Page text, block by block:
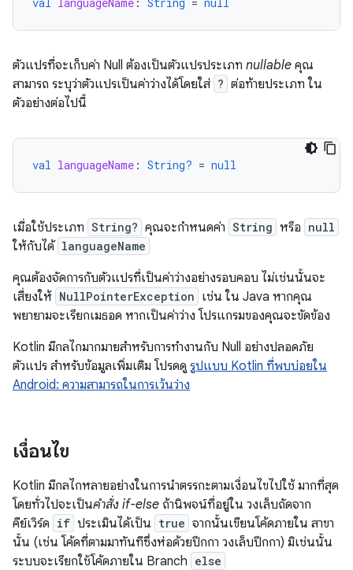
ตัวแปรที่จะเก็บค่า Null ต้องเป็นตัวแปรประเภท nullable คุณ
สามารถ ระบุว่าตัวแปรเป็นค่าว่างได้โดยใส่ ? ต่อท้ายประเภท ใน
ตัวอย่างต่อไปนี้
val languageName : String? = null
เมื่อใช้ประเภท String? คุณจะกำหนดค่า String หรือ null
ให้กับได้ languageName
คุณต้องจัดการกับตัวแปรที่เป็นค่าว่างอย่างรอบคอบ ไม่เช่นนั้นจะ
เสี่ยงให้ NullPointerException เช่น ใน Java หากคุณ
พยายามจะเรียกเมธอด หากเป็นค่าว่าง โปรแกรมของคุณจะขัดข้อง
Kotlin มีกลไกมากมายสำหรับการทำงานกับ Null อย่างปลอดภัย
ตัวแปร สำหรับข้อมูลเพิ่มเติม โปรดดู รูปแบบ Kotlin ที่พบบ่อยใน
Android: ความสามารถในการเว้นว่าง
เงื่อนไข
Kotlin มีกลไกหลายอย่างในการนำตรรกะตามเงื่อนไขไปใช้ มากที่สุด
โดยทั่วไปจะเป็นคำสั่ง if-else ถ้านิพจน์ที่อยู่ใน วงเล็บถัดจาก
คีย์เวิร์ด if ประเมินได้เป็น true จากนั้นเขียนโค้ดภายใน สาขา
นั้น (เช่น โค้ดที่ตามมาทันทีซึ่งห่อด้วยปีกกา วงเล็บปีกกา) มิเช่นนั้น
ระบบจะเรียกใช้โค้ดภายใน Branch else